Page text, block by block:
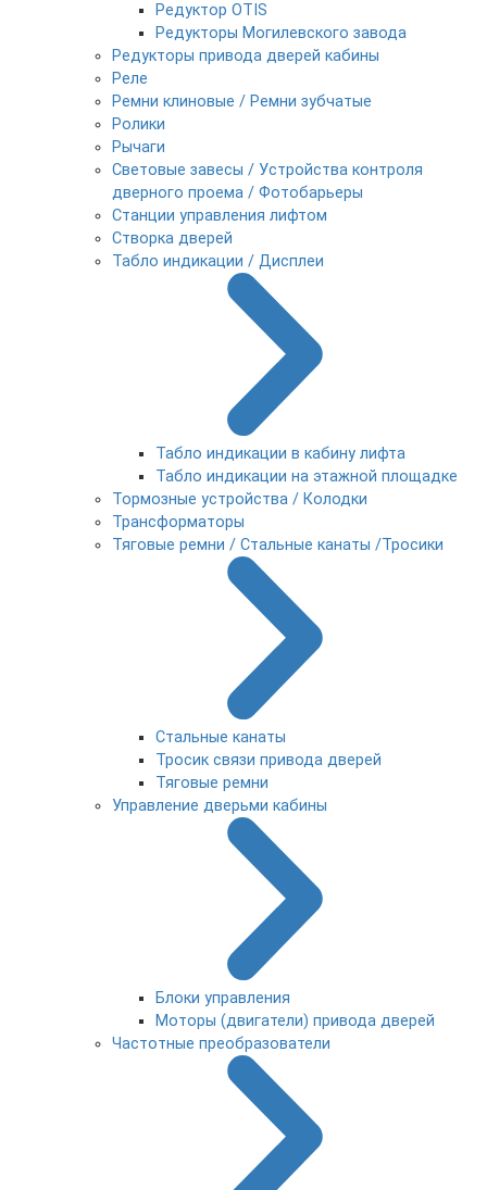
Редуктор OTIS
Редукторы Могилевского завода
Редукторы привода дверей кабины
Реле
Ремни клиновые / Ремни зубчатые
Ролики
Рычаги
Световые завесы / Устройства контроля
дверного проема / Фотобарьеры
Станции управления лифтом
Створка дверей
Табло индикации / Дисплеи
Табло индикации в кабину лифта
Табло индикации на этажной площадке
Тормозные устройства / Колодки
Трансформаторы
Тяговые ремни / Стальные канаты /Тросики
Стальные канаты
Тросик связи привода дверей
Тяговые ремни
Управление дверьми кабины
Блоки управления
Моторы (двигатели) привода дверей
Частотные преобразователи